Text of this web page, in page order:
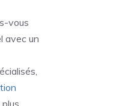
vous
avec un